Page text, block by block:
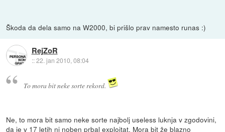
Škoda da dela samo na W2000, bi prišlo prav namesto runas :)
RejZoR
::22. jan 2010, 08:04
To mora bit neke sorte rekord.
Ne, to mora bit samo neke sorte najbolj useless luknja v zgodovini,
da je v 17 letih ni noben prbal exploitat. Mora bit že blazno